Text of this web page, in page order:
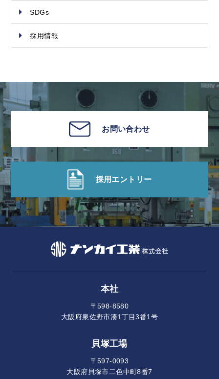
SDGs
採用情報
お問い合わせ
採用エントリー
本社
〒598-8580
大阪府泉佐野市湊1丁目3番1号
貝塚工場
〒597-0093
大阪府貝塚市二色中町8番7